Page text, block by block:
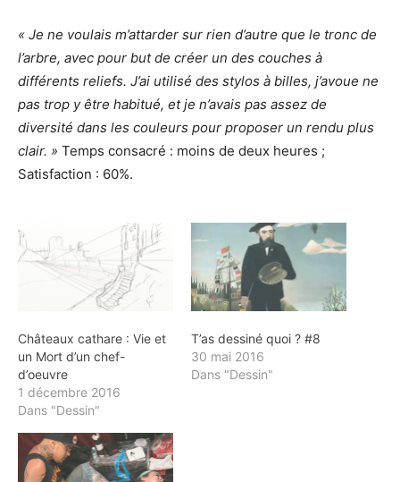
« Je ne voulais m’attarder sur rien d’autre que le tronc de
l’arbre, avec pour but de créer un des couches à
différents reliefs. J’ai utilisé des stylos à billes, j’avoue ne
pas trop y être habitué, et je n’avais pas assez de
diversité dans les couleurs pour proposer un rendu plus
clair. » Temps consacré : moins de deux heures ;
Satisfaction : 60%.
Châteaux cathare : Vie et
un Mort d’un chef-
d’oeuvre
1 décembre 2016
Dans "Dessin"
T’as dessiné quoi ? #8
30 mai 2016
Dans "Dessin"